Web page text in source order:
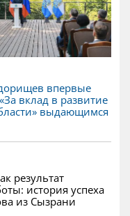
впервые
вклад в развитие
выдающимся
результат
история успеха
из Сызрани